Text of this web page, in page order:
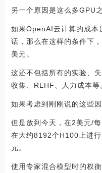
另一个原因是这么多GPU
如果OpenAI云计算的成本
话，那么在这样的条件下
美元。
这还不包括所有的实验、
收集、RLHF、人力成本等
如果考虑到刚刚说的这些
但是放到今天，在2美元/
在大约8192个H100上进
元。
使用专家混合模型时的权衡